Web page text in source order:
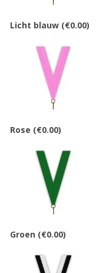
Licht blauw (€0.00)
Rose (€0.00)
Groen (€0.00)